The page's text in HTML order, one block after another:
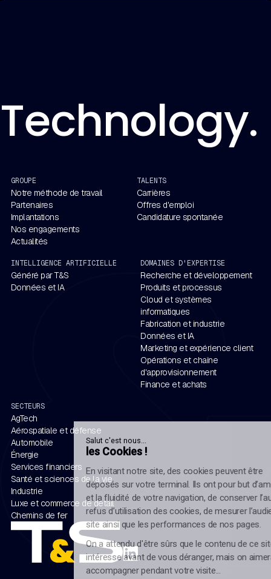
Salut c'est nous...
les Cookies !
En visitant notre site, des cookies peuvent être
déposés sur votre terminal. Ils ont pour but d’améliorer la rapidité
et la fluidité de votre navigation, de conserver l’autorisation ou le
refus d’utilisation des cookies, de mesurer l’audience de notre
site ainsi que les performances de nos pages.
On a attendu d'être sûrs que le contenu de ce site vous
intéresse avant de vous déranger, mais on aimerait bien vous
accompagner pendant votre visite...
GROUPE
Notre méthode de travail
Partenaires
Implantations
Nos engagements
Actualités
TALENTS
Carrières
Offres d'emploi
Candidature spontanée
INTELLIGENCE ARTIFICIELLE
Généré par T&S
Données et IA
DOMAINES D'EXPERTISE
Recherche et développement
Produits et processus
Cloud et systèmes
informatiques
Fabrication et industrie
Données et IA
Marketing et expérience client
Opérations et chaîne
d'approvisionnement
Finance et achats
SECTEURS
AgTech
Aérospatiale et défense
Automobile
Énergie
Services financiers
Santé et sciences de la vie
Industrie
Luxe et commerce de détail
Chemins de fer